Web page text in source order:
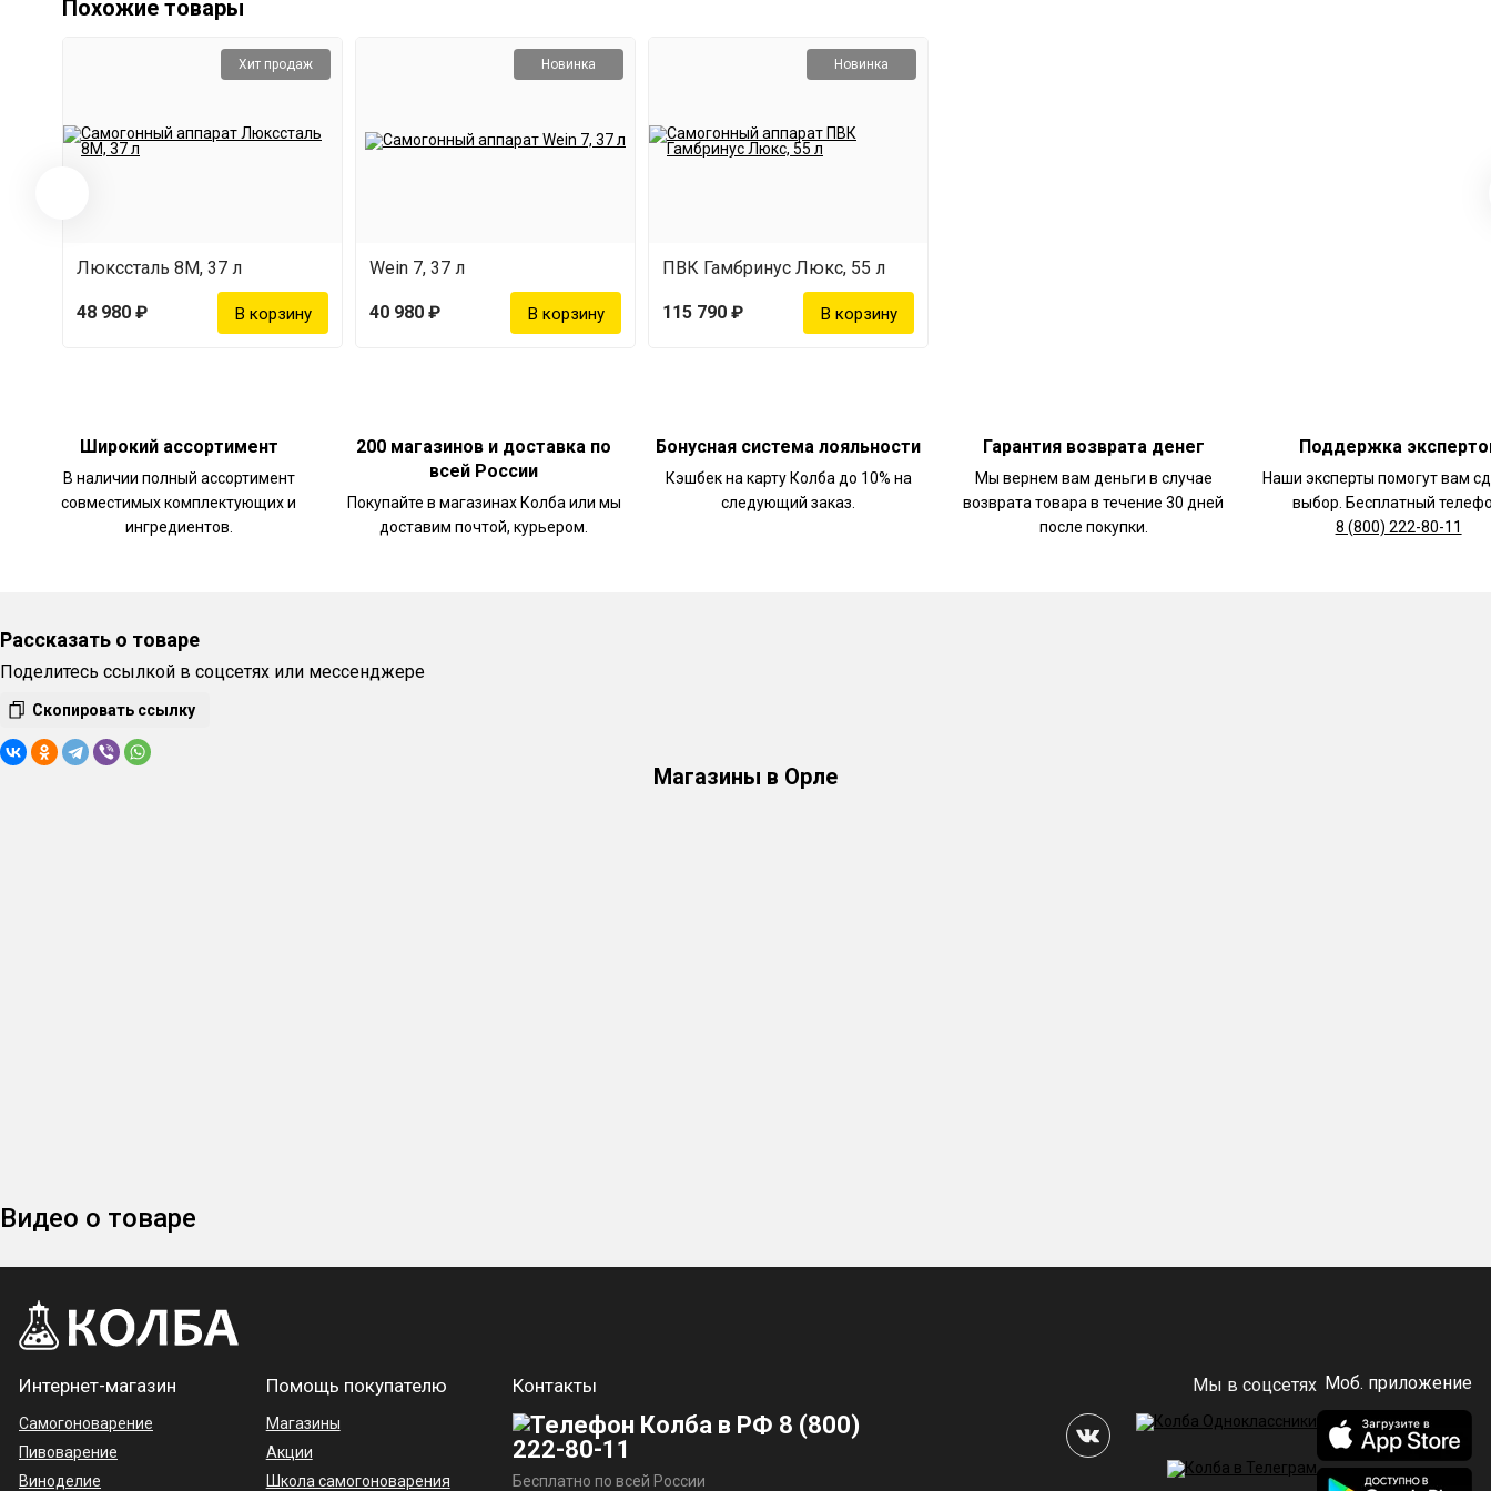
Похожие товары
Хит продаж
Люкссталь 8М, 37 л
48 980 ₽
Новинка
Wein 7, 37 л
40 980 ₽
Новинка
ПВК Гамбринус Люкс, 55 л
115 790 ₽
Широкий ассортимент
В наличии полный ассортимент
совместимых комплектующих и
ингредиентов.
200 магазинов и доставка по
всей России
Покупайте в магазинах Колба или мы
доставим почтой, курьером.
Бонусная система лояльности
Кэшбек на карту Колба до 10% на
следующий заказ.
Гарантия возврата денег
Мы вернем вам деньги в случае
возврата товара в течение 30 дней
после покупки.
Поддержка
Наши эксперты помогут вам
выбор. Бесплатный
8 (800) 222-80-11
Рассказать о товаре
Поделитесь ссылкой в соцсетях или мессенджере
Скопировать ссылку
Магазины в Орле
Видео о товаре
Интернет-магазин
Самогоноварение
Пивоварение
Виноделие
Помощь покупателю
Магазины
Акции
Школа самогоноварения
Контакты
8 (800)
222-80-11
Бесплатно по всей России
Мы в соцсетях Моб. приложение